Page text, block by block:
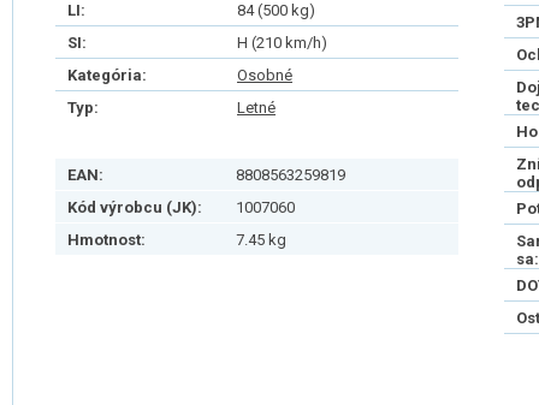
LI:
84 (500 kg)
SI:
H (210 km/h)
Kategória:
Osobné
Typ:
Letné
EAN:
8808563259819
Kód výrobcu (JK):
1007060
Hmotnost:
7.45 kg
sa: